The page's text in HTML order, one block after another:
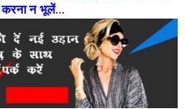
करना न भूलें...